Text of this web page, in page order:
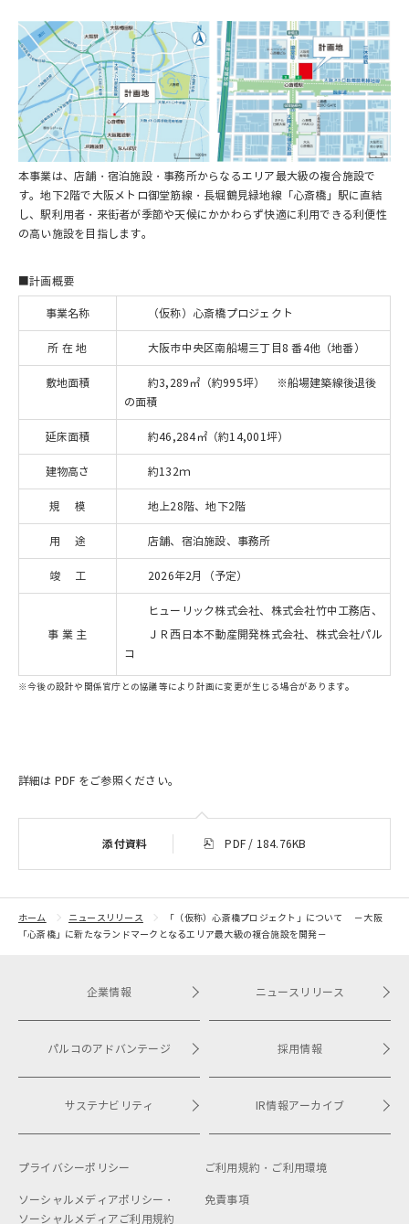
本事業は、店舗・宿泊施設・事務所からなるエリア最大級の複合施設で
す。地下2階で大阪メトロ御堂筋線・長堀鶴見緑地線「心斎橋」駅に直結
し、駅利用者・来街者が季節や天候にかかわらず快適に利用できる利便性
の高い施設を目指します。
■計画概要
事業名称 （仮称）心斎橋プロジェクト
所 在 地 大阪市中央区南船場三丁目8 番4他（地番）
敷地面積
約3,289㎡（約995坪） ※船場建築線後退後
の面積
延床面積 約46,284㎡（約14,001坪）
建物高さ 約132ｍ
規 模 地上28階、地下2階
用 途 店舗、宿泊施設、事務所
竣 工 2026年2月（予定）
事 業 主
ヒューリック株式会社、株式会社竹中工務店、
ＪＲ西日本不動産開発株式会社、株式会社パル
コ
※今後の設計や関係官庁との協議等により計画に変更が生じる場合があります。
詳細は PDF をご参照ください。
添付資料 PDF / 184.76KB
ホーム ニュースリリース
「（仮称）心斎橋プロジェクト」について －大阪
「心斎橋」に新たなランドマークとなるエリア最大級の複合施設を開発－
企業情報
パルコのアドバンテージ
サステナビリティ
ニュースリリース
採用情報
IR情報アーカイブ
プライバシーポリシー ご利用規約・ ご利用環境
ソーシャルメディアポリシー・
ソーシャルメディアご利用規約
免責事項